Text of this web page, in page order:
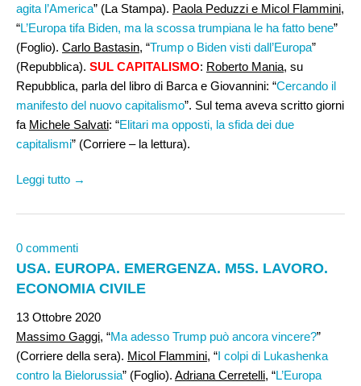
agita l’America” (La Stampa). Paola Peduzzi e Micol Flammini,
“L’Europa tifa Biden, ma la scossa trumpiana le ha fatto bene”
(Foglio). Carlo Bastasin, “Trump o Biden visti dall’Europa”
(Repubblica). SUL CAPITALISMO: Roberto Mania, su
Repubblica, parla del libro di Barca e Giovannini: “Cercando il
manifesto del nuovo capitalismo”. Sul tema aveva scritto giorni
fa Michele Salvati: “Elitari ma opposti, la sfida dei due
capitalismi” (Corriere – la lettura).
Leggi tutto →
0 commenti
USA. EUROPA. EMERGENZA. M5S. LAVORO.
ECONOMIA CIVILE
13 Ottobre 2020
Massimo Gaggi, “Ma adesso Trump può ancora vincere?”
(Corriere della sera). Micol Flammini, “I colpi di Lukashenka
contro la Bielorussia” (Foglio). Adriana Cerretelli, “L’Europa